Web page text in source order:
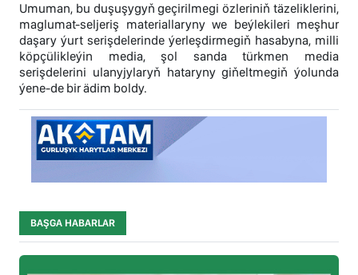
Umuman, bu duşuşygyň geçirilmegi özleriniň täzeliklerini,
maglumat-seljeriş materiallaryny we beýlekileri meşhur
daşary ýurt serişdelerinde ýerleşdirmegiň hasabyna, milli
köpçülikleýin media, şol sanda türkmen media
serişdelerini ulanyjylaryň hataryny giňeltmegiň ýolunda
ýene-de bir ädim boldy.
BAŞGA HABARLAR